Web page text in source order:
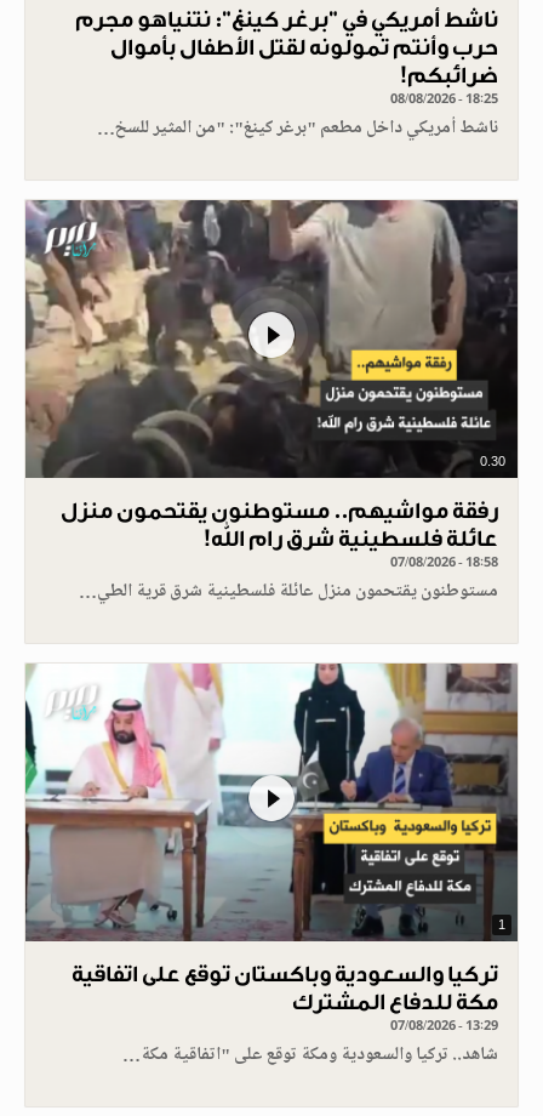
ناشط أمريكي في "برغر كينغ": نتنياهو مجرم
حرب وأنتم تمولونه لقتل الأطفال بأموال
ضرائبكم!
08/08/2026 - 18:25
ناشط أمريكي داخل مطعم "برغر كينغ": "من المثير للسخ…
0.30
رفقة مواشيهم.. مستوطنون يقتحمون منزل
عائلة فلسطينية شرق رام الله!
07/08/2026 - 18:58
مستوطنون يقتحمون منزل عائلة فلسطينية شرق قرية الطي…
1
تركيا والسعودية وباكستان توقع على اتفاقية
مكة للدفاع المشترك
07/08/2026 - 13:29
شاهد.. تركيا والسعودية ومكة توقع على "اتفاقية مكة…